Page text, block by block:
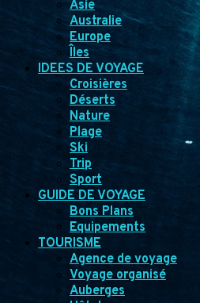
Asie
Australie
Europe
Îles
IDEES DE VOYAGE
Croisières
Déserts
Nature
Plage
Ski
Trip
Sport
GUIDE DE VOYAGE
Bons Plans
Equipements
TOURISME
Agence de voyage
Voyage organisé
Auberges